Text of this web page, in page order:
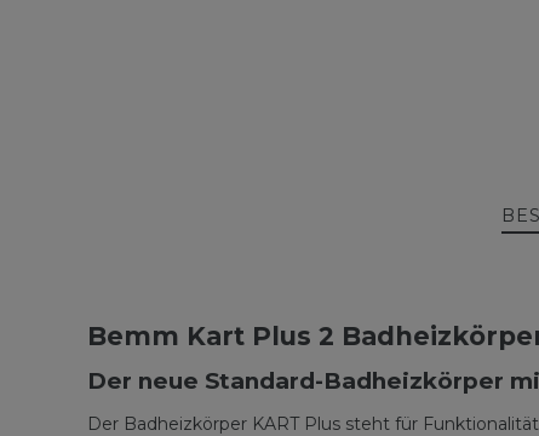
Bemm Kart Plus 2
Der neue Standard-Badheizkörper
Der Badheizkörper KART Plus steht für